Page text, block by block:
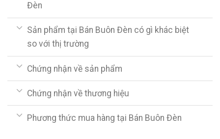
Đèn
Sản phẩm tại Bán Buôn Đèn có gì khác biệt
so với thị trường
Chứng nhận về sản phẩm
Chứng nhận về thương hiệu
Phương thức mua hàng tại Bán Buôn Đèn